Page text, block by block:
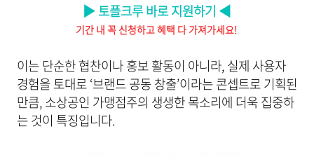
▶ 토플크루 바로 지원하기 ◀
기간 내 꼭 신청하고 혜택 다 가져가세요!
이는 단순한 협찬이나 홍보 활동이 아니라, 실제 사용자
경험을 토대로 ‘브랜드 공동 창출’이라는 콘셉트로 기획된
만큼, 소상공인 가맹점주의 생생한 목소리에 더욱 집중하
는 것이 특징입니다.